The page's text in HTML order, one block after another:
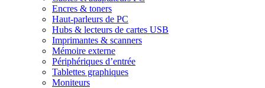
Encres & toners
Haut-parleurs de PC
Hubs & lecteurs de cartes USB
Imprimantes & scanners
Mémoire externe
Périphériques d’entrée
Tablettes graphiques
Moniteurs